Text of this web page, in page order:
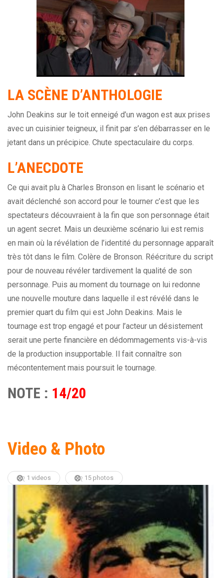
LA SCÈNE D’ANTHOLOGIE
John Deakins sur le toit enneigé d’un wagon est aux prises
avec un cuisinier teigneux, il finit par s’en débarrasser en le
jetant dans un précipice. Chute spectaculaire du corps.
L’ANECDOTE
Ce qui avait plu à Charles Bronson en lisant le scénario et
avait déclenché son accord pour le tourner c’est que les
spectateurs découvraient à la fin que son personnage était
un agent secret. Mais un deuxième scénario lui est remis
en main où la révélation de l’identité du personnage apparaît
très tôt dans le film. Colère de Bronson. Réécriture du script
pour de nouveau révéler tardivement la qualité de son
personnage. Puis au moment du tournage on lui redonne
une nouvelle mouture dans laquelle il est révélé dans le
premier quart du film qui est John Deakins. Mais le
tournage est trop engagé et pour l’acteur un désistement
serait une perte financière en dédommagements vis-à-vis
de la production insupportable. Il fait connaître son
mécontentement mais poursuit le tournage.
NOTE : 14/20
Video & Photo
1 videos 15 photos